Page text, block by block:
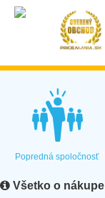
Popredná spoločnosť
Všetko o nákupe